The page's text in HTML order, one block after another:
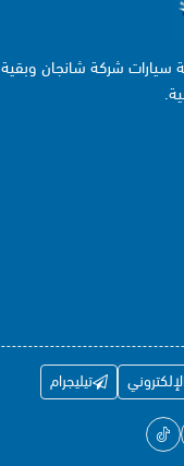
سيارات شركة شانجان وبقية
تيليجرام